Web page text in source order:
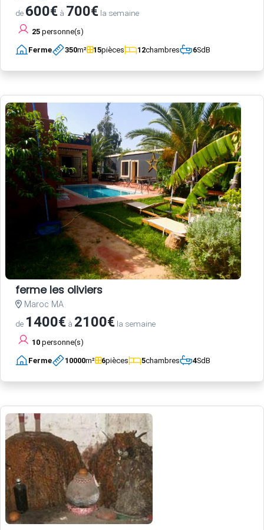
de 600€ à 700€ la semaine
25 personne(s)
Ferme 350m² 15pièces 12chambres 6SdB
ferme les oliviers
Maroc MA
de 1400€ à 2100€ la semaine
10 personne(s)
Ferme 10000m² 6pièces 5chambres 4SdB